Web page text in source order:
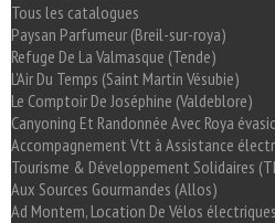
Tous les catalogues
Paysan Parfumeur (Breil-sur-roya)
Refuge De La Valmasque (Tende)
L'Air Du Temps (Saint Martin Vésubie)
Le Comptoir De Joséphine (Valdeblore)
Canyoning Et Randonnée Avec Roya
Accompagnement Vtt à Assistance
Tourisme & Développement Solidaires
Aux Sources Gourmandes (Allos)
Ad Montem, Location De Vélos